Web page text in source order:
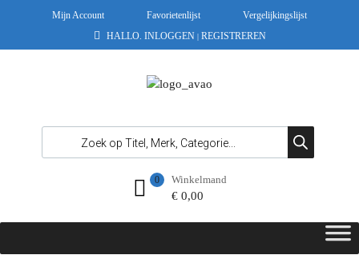
Mijn Account Favorietenlijst
Vergelijkingslijst
HALLO. INLOGGEN | REGISTREREN
Winkelmand
€0,00
0